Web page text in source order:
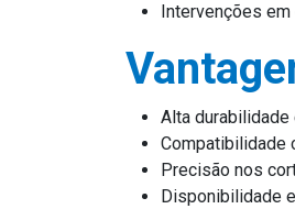
Intervenções
Alta
Compatibilidade
Precisão nos
Disponibilidade